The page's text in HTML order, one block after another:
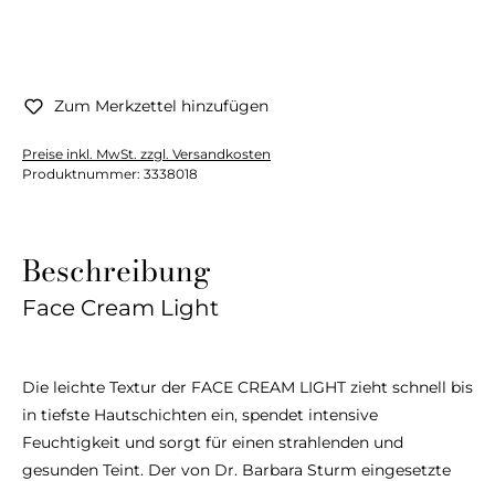
Zum Merkzettel hinzufügen
Preise inkl. MwSt. zzgl. Versandkosten
Produktnummer: 3338018
Beschreibung
Face Cream Light
Die leichte Textur der FACE CREAM LIGHT zieht schnell bis
in tiefste Hautschichten ein, spendet intensive
Feuchtigkeit und sorgt für einen strahlenden und
gesunden Teint. Der von Dr. Barbara Sturm eingesetzte